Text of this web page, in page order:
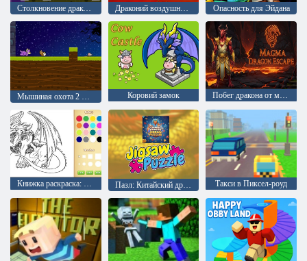
Столкновение драконов: Приключение Драконий воздушный квест Опасность для Эйдана
Коровий замок Побег дракона от магмы
Книжка раскраска: Дракон Химера Пазл: Китайский дракон Такси в Пиксел-роуд